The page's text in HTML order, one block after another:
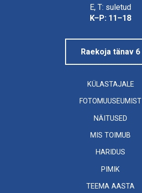
E, T: suletud
K–P: 11–18
Raekoja tänav 6
KÜLASTAJALE
FOTOMUUSEUMIST
NÄITUSED
MIS TOIMUB
HARIDUS
PIMIK
TEEMA AASTA